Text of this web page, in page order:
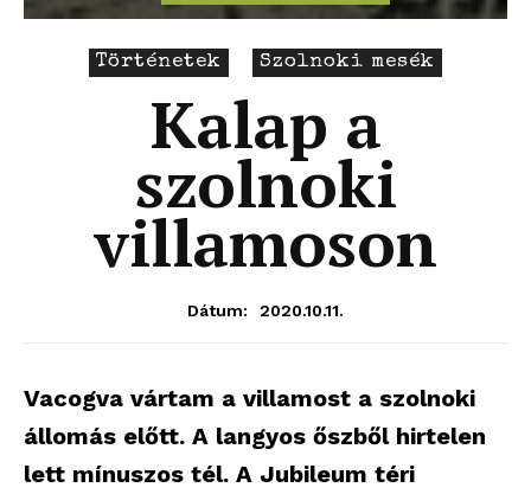
Történetek Szolnoki mesék
Kalap a
szolnoki
villamoson
Dátum: 2020.10.11.
Vacogva vártam a villamost a szolnoki
állomás előtt. A langyos őszből hirtelen
lett mínuszos tél. A Jubileum téri